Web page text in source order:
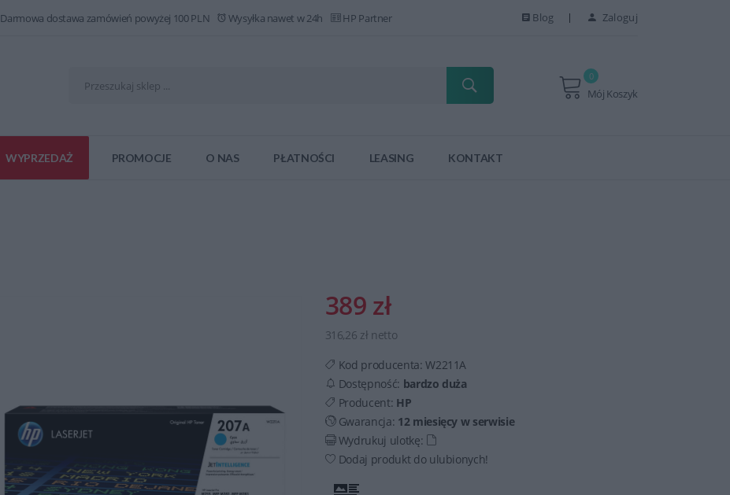
Darmowa dostawa zamówień powyżej 100 PLN Wysyłka nawet w 24h HP Partner Blog Zaloguj
Mój Koszyk
0
WYPRZEDAŻ PROMOCJE O NAS PŁATNOŚCI LEASING KONTAKT
389 zł
316,26 zł netto
Kod producenta:W2211A
Dostępność: bardzo duża
Producent: HP
Gwarancja: 12 miesięcy w serwisie
Wydrukuj ulotkę:
Dodaj produkt do ulubionych!